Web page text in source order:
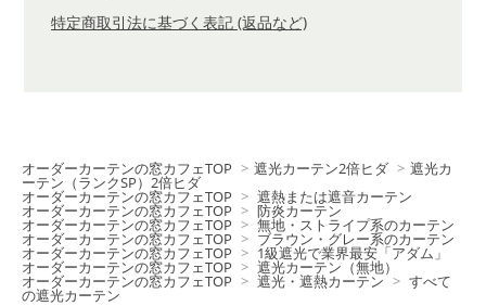
特定商取引法に基づく表記 (返品など)
オーダーカーテンの窓カフェTOP > 遮光カーテン2倍ヒダ > 遮光カ
ーテン（ランクSP）2倍ヒダ
オーダーカーテンの窓カフェTOP > 遮熱または遮音カーテン
オーダーカーテンの窓カフェTOP > 防炎カーテン
オーダーカーテンの窓カフェTOP > 無地・ストライプ系のカーテン
オーダーカーテンの窓カフェTOP > ブラウン・グレー系のカーテン
オーダーカーテンの窓カフェTOP > 1級遮光で業界最安「アダム」
オーダーカーテンの窓カフェTOP > 遮光カーテン（無地）
オーダーカーテンの窓カフェTOP > 遮光・遮熱カーテン > すべて
の遮光カーテン